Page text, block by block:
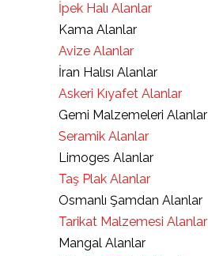
İpek Halı Alanlar
Kama Alanlar
Avize Alanlar
İran Halısı Alanlar
Askeri Kıyafet Alanlar
Gemi Malzemeleri Alanlar
Seramik Alanlar
Limoges Alanlar
Taş Plak Alanlar
Osmanlı Şamdan Alanlar
Tarikat Malzemesi Alanlar
Mangal Alanlar